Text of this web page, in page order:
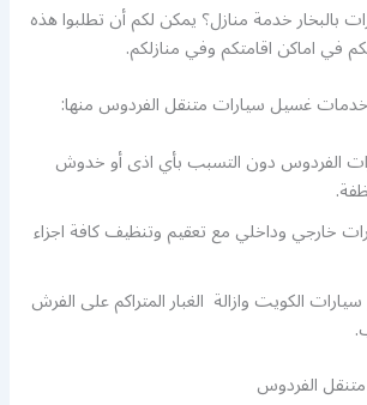
خدمة منازل؟ يمكن لكم أن تطلبوا هذه
في اماكن اقامتكم وفي منازلكم.
غسيل سيارات متنقل الفردوس منها:
الفردوس دون التسبب بأي اذى أو خدوش
خارجي وداخلي مع تعقيم وتنظيف كافة اجزاء
الكويت وازالة الغبار المتراكم على الفرش
الفردوس